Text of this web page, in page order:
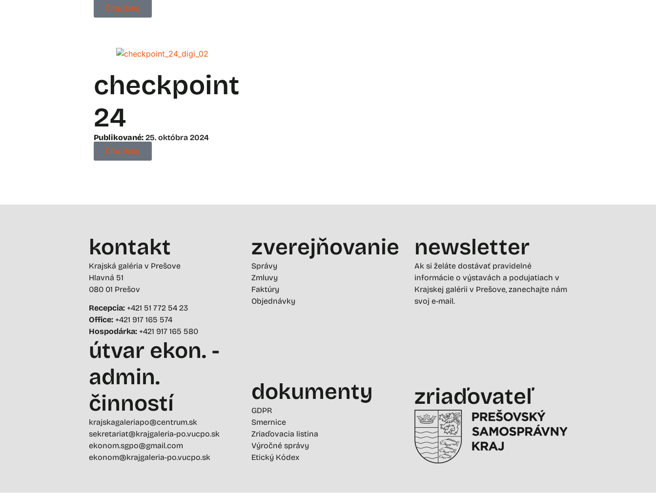
Čítaj ďalej
checkpoint
24
Publikované: 25. októbra 2024
Čítaj ďalej
kontakt
Krajská galéria v Prešove
Hlavná 51
080 01 Prešov
Recepcia: +421 51 772 54 23
Office: +421 917 165 574
Hospodárka: +421 917 165 580
útvar ekon. -
admin.
činností
krajskagaleriapo@centrum.sk
sekretariat@krajgaleria-po.vucpo.sk
ekonom.sgpo@gmail.com
ekonom@krajgaleria-po.vucpo.sk
zverejňovanie
Správy
Zmluvy
Faktúry
Objednávky
dokumenty
GDPR
Smernice
Zriaďovacia listina
Výročné správy
Etický Kódex
newsletter
Ak si želáte dostávať pravidelné
informácie o výstavách a podujatiach v
Krajskej galérii v Prešove, zanechajte nám
svoj e-mail.
zriaďovateľ